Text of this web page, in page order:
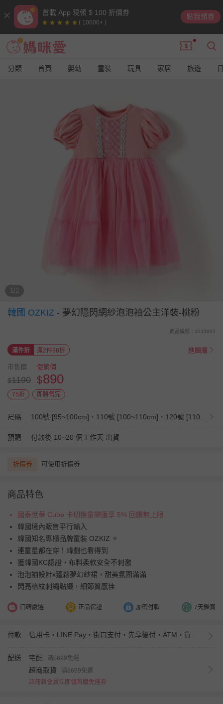
首載 App 現領 $ 100 折價券
( 10000+ )
點我領券
分類 首頁 嬰幼 童裝 玩具 家居 旅遊
1/2
韓國 OZKIZ - 夢幻隱閃網紗泡泡袖公主洋裝-桃粉
商品編號：1033965
滿件折 滿2件88折 進團購
市售價
$1190
促銷價
$890
75折 即將售完
尺碼
預購 付款後 10~20 個工作天 出貨
折價券 可使用折價券
商品特色
國泰世華 Cube 卡切換童樂匯享 5% 回饋無上限
韓國境內販售平行輸入
韓國知名專櫃品牌童裝 OZKIZ ✧
連童星都在穿！韓劇也看得到
獲韓國KC認證，布料柔軟安全不刺激
泡泡袖設計x蓬鬆夢幻紗裙，甜美氛圍滿滿
閃亮格紋刺繡點綴，細節質感佳
口碑嚴選 正品保證 加密付款 7天鑑賞
付款
配送 宅配 滿$699免運
超商取貨
滿$699免運
註冊新會員立即領首購免運券